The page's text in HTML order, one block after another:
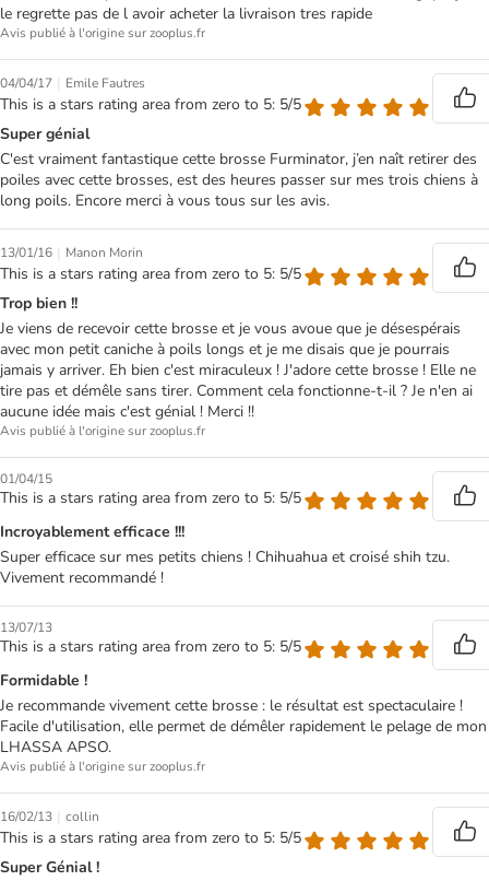
le regrette pas de l avoir acheter la livraison tres rapide
Avis publié à l'origine sur zooplus.fr
04/04/17 | Emile Fautres
This is a stars rating area from zero to 5: 5/5
Super génial
C'est vraiment fantastique cette brosse Furminator, j’en naît retirer des
poiles avec cette brosses, est des heures passer sur mes trois chiens à
long poils. Encore merci à vous tous sur les avis.
13/01/16 | Manon Morin
This is a stars rating area from zero to 5: 5/5
Trop bien !!
Je viens de recevoir cette brosse et je vous avoue que je désespérais
avec mon petit caniche à poils longs et je me disais que je pourrais
jamais y arriver. Eh bien c'est miraculeux ! J'adore cette brosse ! Elle ne
tire pas et démêle sans tirer. Comment cela fonctionne-t-il ? Je n'en ai
aucune idée mais c'est génial ! Merci !!
Avis publié à l'origine sur zooplus.fr
01/04/15
This is a stars rating area from zero to 5: 5/5
Incroyablement efficace !!!
Super efficace sur mes petits chiens ! Chihuahua et croisé shih tzu.
Vivement recommandé !
13/07/13
This is a stars rating area from zero to 5: 5/5
Formidable !
Je recommande vivement cette brosse : le résultat est spectaculaire !
Facile d'utilisation, elle permet de démêler rapidement le pelage de mon
LHASSA APSO.
Avis publié à l'origine sur zooplus.fr
16/02/13 | collin
This is a stars rating area from zero to 5: 5/5
Super Génial !